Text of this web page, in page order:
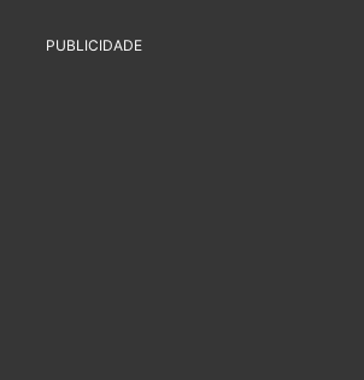
PUBLICIDADE